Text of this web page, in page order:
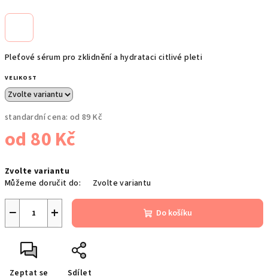
Pleťové sérum pro zklidnění a hydrataci citlivé pleti
VELIKOST
standardní cena: od 89 Kč
od 80 Kč
cena:
Zvolte variantu
Můžeme doručit do:
Zvolte variantu
+
− Do košíku
Zeptat se Sdílet